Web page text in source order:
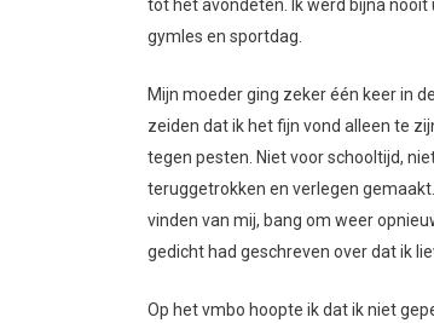
tot het avondeten. Ik werd bijna
gymles en sportdag.
Mijn moeder ging zeker één keer in
zeiden dat ik het fijn vond alleen te
tegen pesten. Niet voor schooltijd,
teruggetrokken en verlegen
vinden van mij, bang om weer
gedicht had geschreven over dat ik
Op het vmbo hoopte ik dat ik niet